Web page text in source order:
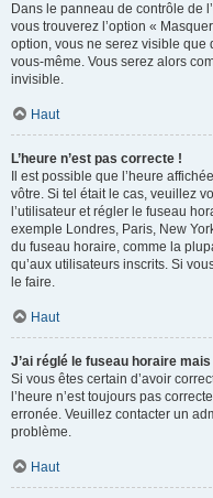
Dans le panneau de contrôle de
vous trouverez l’option «
option, vous ne serez visible que
vous-même. Vous serez alors
invisible.
Haut
L’heure n’est pas correcte !
Il est possible que l’heure
vôtre. Si tel était le cas, veuillez
l’utilisateur et régler le fuseau
exemple Londres, Paris, New
du fuseau horaire, comme la
qu’aux utilisateurs inscrits. Si
le faire.
Haut
J’ai réglé le fuseau horaire
Si vous êtes certain d’avoir
l’heure n’est toujours pas
erronée. Veuillez contacter un
problème.
Haut